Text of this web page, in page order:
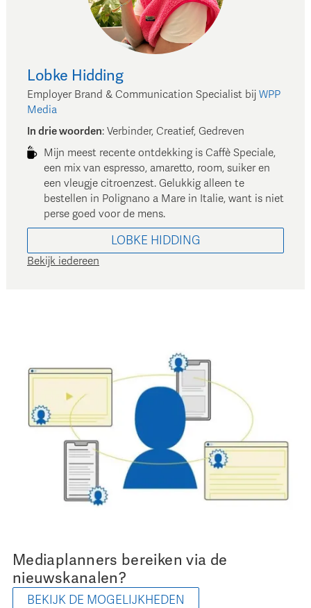
Lobke Hidding
Employer Brand & Communication Specialist bij WPP
Media
In drie woorden: Verbinder, Creatief, Gedreven
Mijn meest recente ontdekking is Caffè Speciale,
een mix van espresso, amaretto, room, suiker en
een vleugje citroenzest. Gelukkig alleen te
bestellen in Polignano a Mare in Italie, want is niet
perse goed voor de mens.
LOBKE HIDDING
Bekijk iedereen
Mediaplanners bereiken via de
nieuwskanalen?
BEKIJK DE MOGELIJKHEDEN